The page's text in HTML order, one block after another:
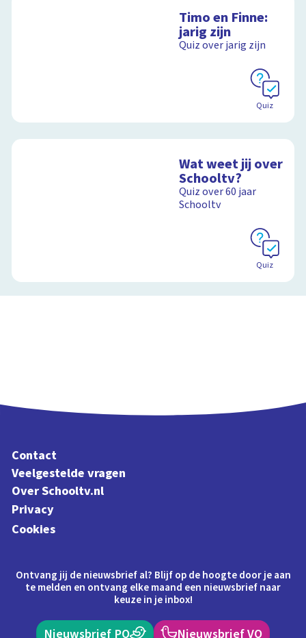
Timo en Finne:
jarig zijn
Quiz over jarig zijn
Quiz
Wat weet jij over
Schooltv?
Quiz over 60 jaar
Schooltv
Quiz
Contact
Veelgestelde vragen
Over Schooltv.nl
Privacy
Cookies
Ontvang jij de nieuwsbrief al? Blijf op de hoogte door je aan
te melden en ontvang elke maand een nieuwsbrief naar
keuze in je inbox!
Nieuwsbrief PO Nieuwsbrief VO